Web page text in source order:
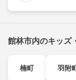
館林市内のキッズ
楠町 羽附